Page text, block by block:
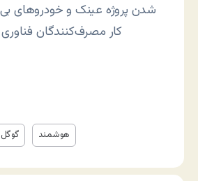
شدن پروژه عینک و خودروهای
کار مصرف‌کنندگان
گوگل هوشمند